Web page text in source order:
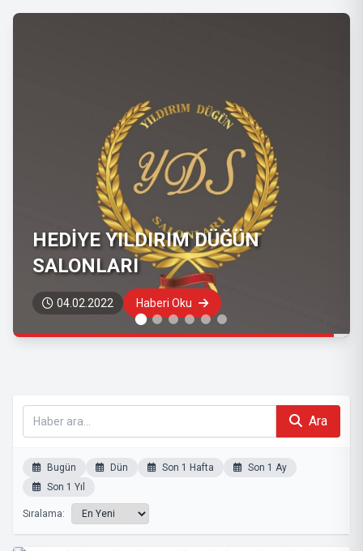
Hatay Odun, Kömür ve Mangal
16.09.2020 Haberi Oku
Ara
Bugün Dün Son 1 Hafta
Son 1 Ay
Son 1 Yıl
Sıralama: